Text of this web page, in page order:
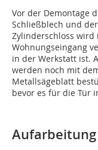
Vor der Demontage
Schließblech und
Zylinderschloss
Wohnungseingang
in der Werkstatt ist.
werden noch mit
Metallsägeblatt
bevor es für die Tür